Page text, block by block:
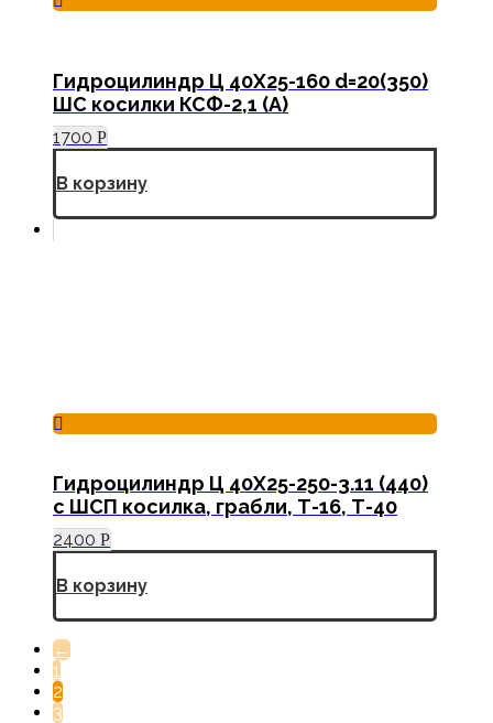
Гидроцилиндр Ц 40Х25-160 d=20(350)
ШС косилки КСФ-2,1 (А)
1700 Р
В корзину
Гидроцилиндр Ц 40Х25-250-3.11 (440)
с ШСП косилка, грабли, Т-16, Т-40
2400 Р
В корзину
←
1
2
3